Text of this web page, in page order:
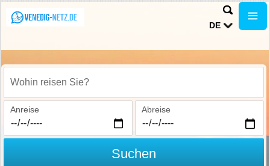
DE
Wohin reisen Sie?
Anreise Abreise
Suchen